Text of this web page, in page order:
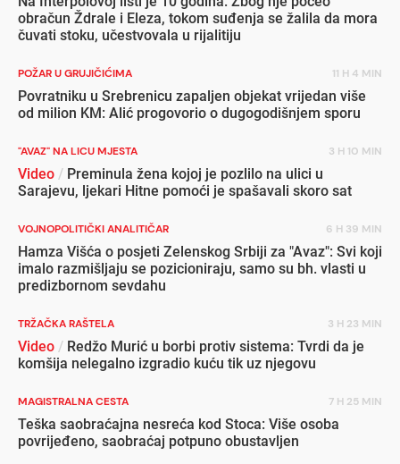
obračun Ždrale i Eleza, tokom suđenja se žalila da mora
čuvati stoku, učestvovala u rijalitiju
POŽAR U GRUJIČIĆIMA 11 H 4 MIN
Povratniku u Srebrenicu zapaljen objekat vrijedan više
od milion KM: Alić progovorio o dugogodišnjem sporu
"AVAZ" NA LICU MJESTA 3 H 10 MIN
Video / Preminula žena kojoj je pozlilo na ulici u
Sarajevu, ljekari Hitne pomoći je spašavali skoro sat
VOJNOPOLITIČKI ANALITIČAR 6 H 39 MIN
Hamza Višća o posjeti Zelenskog Srbiji za "Avaz": Svi koji
imalo razmišljaju se pozicioniraju, samo su bh. vlasti u
predizbornom sevdahu
TRŽAČKA RAŠTELA 3 H 23 MIN
Video / Redžo Murić u borbi protiv sistema: Tvrdi da je
komšija nelegalno izgradio kuću tik uz njegovu
MAGISTRALNA CESTA 7 H 25 MIN
Teška saobraćajna nesreća kod Stoca: Više osoba
povrijeđeno, saobraćaj potpuno obustavljen